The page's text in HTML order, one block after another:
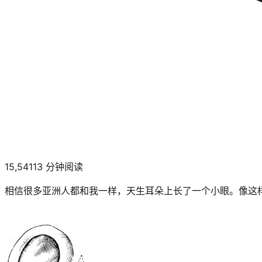
15,54113 分钟阅读
相信很多亚洲人都和我一样，天生耳朵上长了一个小眼。像这